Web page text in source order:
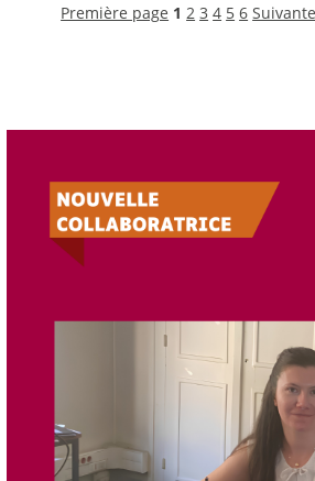
Première page 1 2 3 4 5 6 Suivante